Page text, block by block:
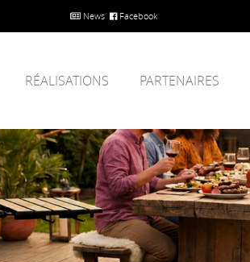
News Facebook
RÉALISATIONS PARTENAIRES